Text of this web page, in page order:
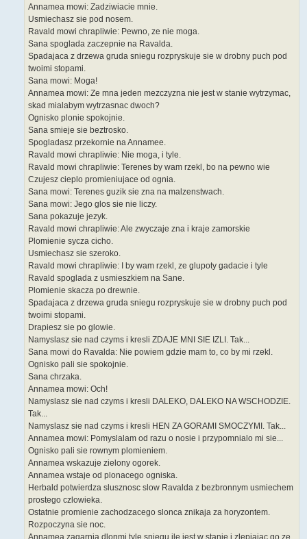
Annamea mowi: Zadziwiacie mnie.
Usmiechasz sie pod nosem.
Ravald mowi chrapliwie: Pewno, ze nie moga.
Sana spoglada zaczepnie na Ravalda.
Spadajaca z drzewa gruda sniegu rozpryskuje sie w drobny puch pod
twoimi stopami.
Sana mowi: Moga!
Annamea mowi: Ze mna jeden mezczyzna nie jest w stanie wytrzymac,
skad mialabym wytrzasnac dwoch?
Ognisko plonie spokojnie.
Sana smieje sie beztrosko.
Spogladasz przekornie na Annamee.
Ravald mowi chrapliwie: Nie moga, i tyle.
Ravald mowi chrapliwie: Terenes by wam rzekl, bo na pewno wie
Czujesz cieplo promieniujace od ognia.
Sana mowi: Terenes guzik sie zna na malzenstwach.
Sana mowi: Jego glos sie nie liczy.
Sana pokazuje jezyk.
Ravald mowi chrapliwie: Ale zwyczaje zna i kraje zamorskie
Plomienie sycza cicho.
Usmiechasz sie szeroko.
Ravald mowi chrapliwie: I by wam rzekl, ze glupoty gadacie i tyle
Ravald spoglada z usmieszkiem na Sane.
Plomienie skacza po drewnie.
Spadajaca z drzewa gruda sniegu rozpryskuje sie w drobny puch pod
twoimi stopami.
Drapiesz sie po glowie.
Namyslasz sie nad czyms i kresli ZDAJE MNI SIE IZLI. Tak...
Sana mowi do Ravalda: Nie powiem gdzie mam to, co by mi rzekl.
Ognisko pali sie spokojnie.
Sana chrzaka.
Annamea mowi: Och!
Namyslasz sie nad czyms i kresli DALEKO, DALEKO NA WSCHODZIE.
Tak...
Namyslasz sie nad czyms i kresli HEN ZA GORAMI SMOCZYMI. Tak...
Annamea mowi: Pomyslalam od razu o nosie i przypomnialo mi sie...
Ognisko pali sie rownym plomieniem.
Annamea wskazuje zielony ogorek.
Annamea wstaje od plonacego ogniska.
Herbald potwierdza slusznosc slow Ravalda z bezbronnym usmiechem
prostego czlowieka.
Ostatnie promienie zachodzacego slonca znikaja za horyzontem.
Rozpoczyna sie noc.
Annamea zagarnia dlonmi tyle sniegu ile jest w stanie i zlepiajac go ze